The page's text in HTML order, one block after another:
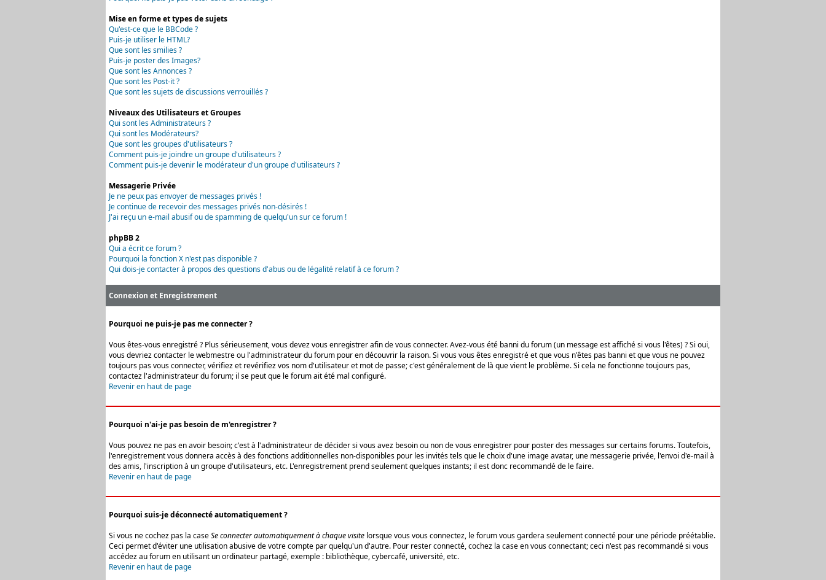
Mise en forme et types de sujets
Qu'est-ce que le BBCode ?
Puis-je utiliser le HTML?
Que sont les smilies ?
Puis-je poster des Images?
Que sont les Annonces ?
Que sont les Post-it ?
Que sont les sujets de discussions verrouillés ?
Niveaux des Utilisateurs et Groupes
Qui sont les Administrateurs ?
Qui sont les Modérateurs?
Que sont les groupes d'utilisateurs ?
Comment puis-je joindre un groupe d'utilisateurs ?
Comment puis-je devenir le modérateur d'un groupe d'utilisateurs ?
Messagerie Privée
Je ne peux pas envoyer de messages privés !
Je continue de recevoir des messages privés non-désirés !
J'ai reçu un e-mail abusif ou de spamming de quelqu'un sur ce forum !
phpBB 2
Qui a écrit ce forum ?
Pourquoi la fonction X n'est pas disponible ?
Qui dois-je contacter à propos des questions d'abus ou de légalité relatif à ce forum ?
Connexion et Enregistrement
Pourquoi ne puis-je pas me connecter ?
Vous êtes-vous enregistré ? Plus sérieusement, vous devez vous enregistrer afin de vous connecter. Avez-vous été banni du forum (un message est affiché si vous l'êtes) ? Si oui,
vous devriez contacter le webmestre ou l'administrateur du forum pour en découvrir la raison. Si vous vous êtes enregistré et que vous n'êtes pas banni et que vous ne pouvez
toujours pas vous connecter, vérifiez et revérifiez vos nom d'utilisateur et mot de passe; c'est généralement de là que vient le problème. Si cela ne fonctionne toujours pas,
contactez l'administrateur du forum; il se peut que le forum ait été mal configuré.
Revenir en haut de page
Pourquoi n'ai-je pas besoin de m'enregistrer ?
Vous pouvez ne pas en avoir besoin; c'est à l'administrateur de décider si vous avez besoin ou non de vous enregistrer pour poster des messages sur certains forums. Toutefois,
l'enregistrement vous donnera accès à des fonctions additionnelles non-disponibles pour les invités tels que le choix d'une image avatar, une messagerie privée, l'envoi d'e-mail à
des amis, l'inscription à un groupe d'utilisateurs, etc. L'enregistrement prend seulement quelques instants; il est donc recommandé de le faire.
Revenir en haut de page
Pourquoi suis-je déconnecté automatiquement ?
Si vous ne cochez pas la caseSe connecter automatiquement à chaque visite lorsque vous vous connectez, le forum vous gardera seulement connecté pour une période préétablie.
Ceci permet d'éviter une utilisation abusive de votre compte par quelqu'un d'autre. Pour rester connecté, cochez la case en vous connectant; ceci n'est pas recommandé si vous
accédez au forum en utilisant un ordinateur partagé, exemple : bibliothèque, cybercafé, université, etc.
Revenir en haut de page